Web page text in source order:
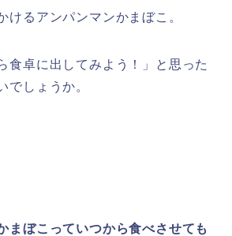
けるアンパンマンかまぼこ。
食卓に出してみよう！」と思った
でしょうか。
まぼこっていつから食べさせても